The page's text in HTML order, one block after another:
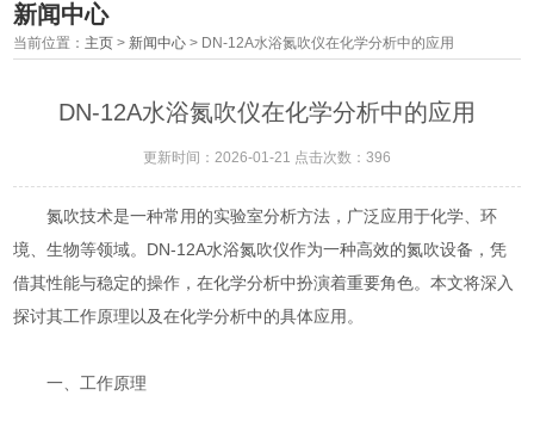
新闻中心
当前位置： 主页 > 新闻中心 > DN-12A水浴氮吹仪在化学分析中的应用
DN-12A水浴氮吹仪在化学分析中的应用
更新时间：2026-01-21 点击次数：396
氮吹技术是一种常用的实验室分析方法，广泛应用于化学、环
境、生物等领域。DN-12A水浴氮吹仪作为一种高效的氮吹设备，凭
借其性能与稳定的操作，在化学分析中扮演着重要角色。本文将深入
探讨其工作原理以及在化学分析中的具体应用。
一、工作原理